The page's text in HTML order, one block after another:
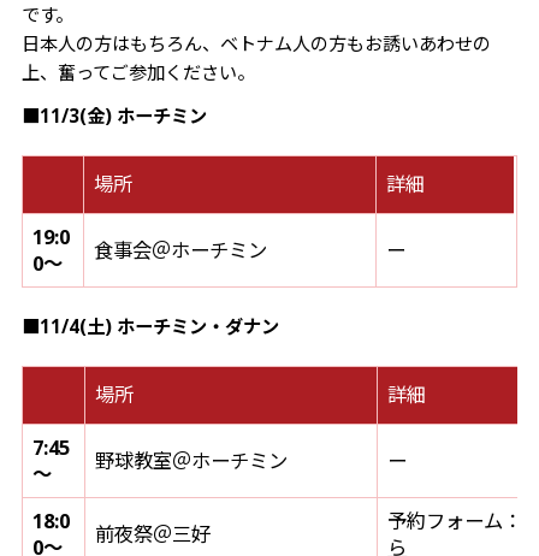
です。
日本人の方はもちろん、ベトナム人の方もお誘いあわせの
上、奮ってご参加ください。
■11/3(金) ホーチミン
場所
詳細
19:0
0～
食事会＠ホーチミン ー
■11/4(土) ホーチミン・ダナン
場所
詳細
7:45
～
野球教室＠ホーチミン ー
18:0
0～
前夜祭＠三好 予約フォーム：
ら